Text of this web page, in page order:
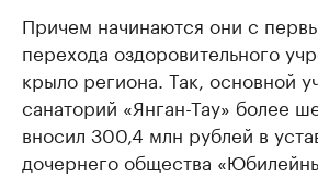
Причем начинаются они с
перехода оздоровительного
крыло региона. Так, основной
санаторий «Янган-Тау» более
вносил 300,4 млн рублей в
дочернего общества